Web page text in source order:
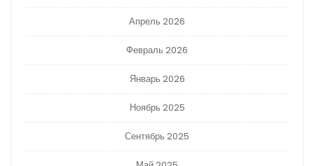
Апрель 2026
Февраль 2026
Январь 2026
Ноябрь 2025
Сентябрь 2025